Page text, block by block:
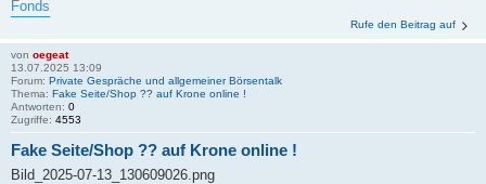
Fonds
Rufe den Beitrag auf
von oegeat
13.07.2025 13:09
Forum: Private Gespräche und allgemeiner Börsentalk
Thema: Fake Seite/Shop ?? auf Krone online !
Antworten: 0
Zugriffe: 4553
Fake Seite/Shop ?? auf Krone online !
Bild_2025-07-13_130609026.png